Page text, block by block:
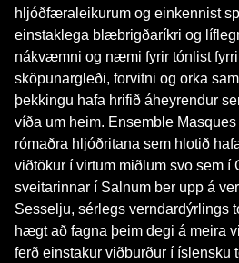
hljóðfæraleikurum og einkennist
einstaklega blæbrigðaríkri og
nákvæmni og næmi fyrir tónlist
sköpunargleði, forvitni og orka
þekkingu hafa hrifið áheyrendur
víða um heim. Ensemble
rómaðra hljóðritana sem hlotið
viðtökur í virtum miðlum svo sem í
sveitarinnar í Salnum ber upp á
Sesselju, sérlegs verndardýrlings
hægt að fagna þeim degi á meira
ferð einstakur viðburður í íslensku